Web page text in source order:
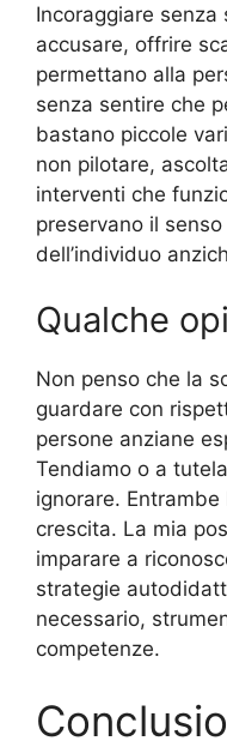
Incoraggiare
accusare, offrire
permettano alla
senza sentire che
bastano piccole
non pilotare,
interventi che
preservano il
dell’individuo
Qualche
Non penso che la
guardare con
persone anziane
Tendiamo o a
ignorare.
crescita. La mia
imparare a
strategie
necessario,
competenze.